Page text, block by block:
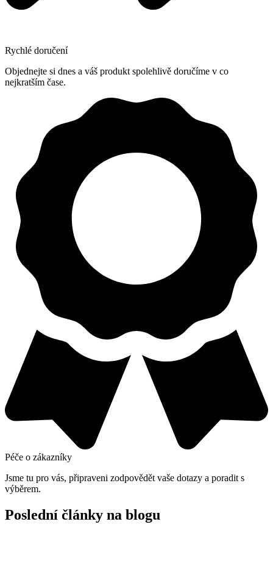
Rychlé doručení
Objednejte si dnes a váš produkt spolehlivě doručíme v co
nejkratším čase.
Péče o zákazníky
Jsme tu pro vás, připraveni zodpovědět vaše dotazy a poradit s
výběrem.
Poslední články na blogu